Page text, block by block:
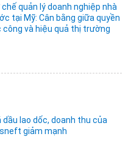
chế quản lý doanh nghiệp nhà
tại Mỹ: Cân bằng giữa quyền
công và hiệu quả thị trường
dầu lao dốc, doanh thu của
giảm mạnh